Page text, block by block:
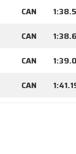
CAN
CAN
CAN
CAN